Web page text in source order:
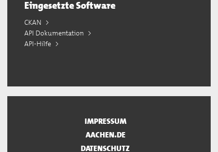
Eingesetzte Software
CKAN
API Dokumentation
API-Hilfe
IMPRESSUM
AACHEN.DE
DATENSCHUTZ